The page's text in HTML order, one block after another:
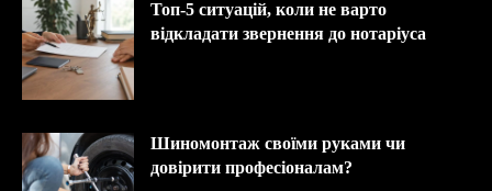
Топ-5 ситуацій, коли не варто
відкладати звернення до нотаріуса
Шиномонтаж своїми руками чи
довірити професіоналам?